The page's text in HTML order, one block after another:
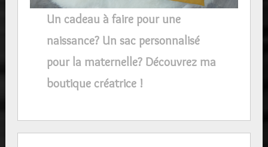
Un cadeau à faire pour une
naissance? Un sac personnalisé
pour la maternelle? Découvrez ma
boutique créatrice !